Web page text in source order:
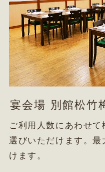
宴会場 別館松竹
ご利用人数にあわせ
選びいただけます。
けます。